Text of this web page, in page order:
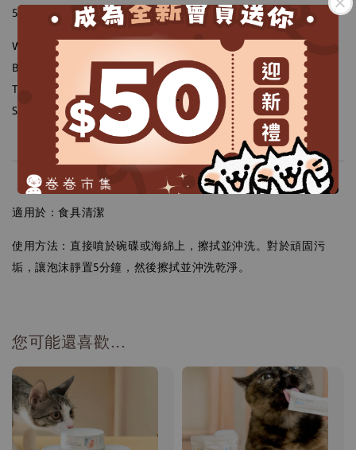
.
5-15% non-ionic, anionic and amphoteric surfactants.
Water, Decyl Glucoside, Lauryl Glucoside, Cocamidopropyl
Betaine, Disodium Cocoyl Glutamate, Phenoxyethanol,
Tetrasodium Glutamate Diacetate, Ethylhexylglycerin,
Sodium Chloride, Sodium Hydroxide, Citric Acid.
適用於：食具清潔
使用方法：直接噴於碗碟或海綿上，擦拭並沖洗。對於頑固污
垢，讓泡沫靜置5分鐘，然後擦拭並沖洗乾淨。
您可能還喜歡...